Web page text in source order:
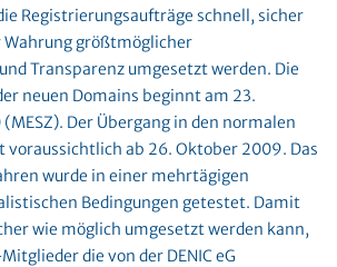
Registrierungsaufträge schnell, sicher
größtmöglicher
Transparenz umgesetzt werden. Die
neuen Domains beginnt am 23.
Der Übergang in den normalen
voraussichtlich ab 26. Oktober 2009. Das
wurde in einer mehrtägigen
Bedingungen getestet. Damit
wie möglich umgesetzt werden kann,
die von der DENIC eG